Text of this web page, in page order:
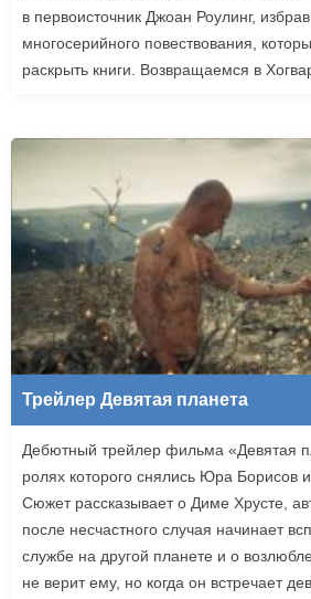
в первоисточник Джоан Роулинг,
многосерийного повествования,
раскрыть книги. Возвращаемся в
Трейлер Девятая планета
Дебютный трейлер фильма «Девятая
ролях которого снялись Юра Борисов
Сюжет рассказывает о Диме Хрусте,
после несчастного случая начинает
службе на другой планете и о
не верит ему, но когда он встречает